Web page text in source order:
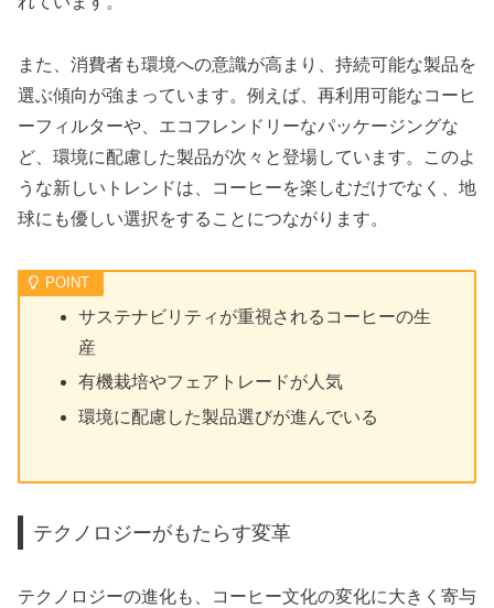
また、消費者も環境への意識が高まり、持続可能な製品を
選ぶ傾向が強まっています。例えば、再利用可能なコーヒ
ーフィルターや、エコフレンドリーなパッケージングな
ど、環境に配慮した製品が次々と登場しています。このよ
うな新しいトレンドは、コーヒーを楽しむだけでなく、地
球にも優しい選択をすることにつながります。
サステナビリティが重視されるコーヒーの生
産
有機栽培やフェアトレードが人気
環境に配慮した製品選びが進んでいる
テクノロジーがもたらす変革
テクノロジーの進化も、コーヒー文化の変化に大きく寄与